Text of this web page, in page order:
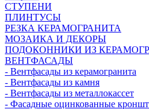
СТУПЕНИ
ПЛИНТУСЫ
РЕЗКА КЕРАМОГРАНИТА
МОЗАИКА И ДЕКОРЫ
ПОДОКОННИКИ ИЗ
ВЕНТФАСАДЫ
- Вентфасады из керамогранита
- Вентфасады из камня
- Вентфасады из металлокассет
- Фасадные оцинкованные